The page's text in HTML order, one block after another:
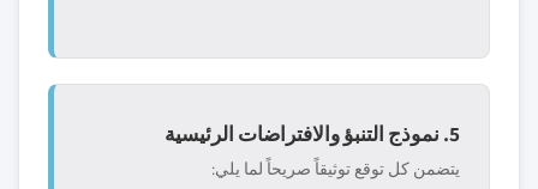
5. نموذج التنبؤ والافتراضات الرئيسية
يتضمن كل توقع توثيقاً صريحاً لما يلي: